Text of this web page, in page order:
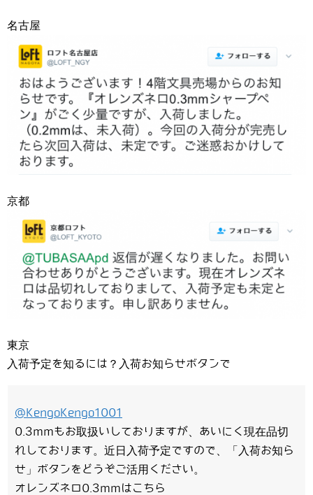
名古屋
京都
東京
入荷予定を知るには？入荷お知らせボタンで
@KengoKengo1001
0.3mmもお取扱いしておりますが、あいにく現在品切
れしております。近日入荷予定ですので、「入荷お知ら
せ」ボタンをどうぞご活用ください。
オレンズネロ0.3mmはこちら